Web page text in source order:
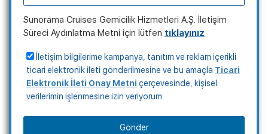
Kampanyalı Turlar
Sunorama Cruises Gemicilik Hizmetleri A.Ş. İletişim
Süreci Aydınlatma Metni için lütfen tıklayınız
İletişim bilgilerime kampanya, tanıtım ve reklam içerikli
ticari elektronik ileti gönderilmesine ve bu amaçla Ticari
Elektronik İleti Onay Metni çerçevesinde, kişisel
verilerimin işlenmesine izin veriyorum.
Gönder